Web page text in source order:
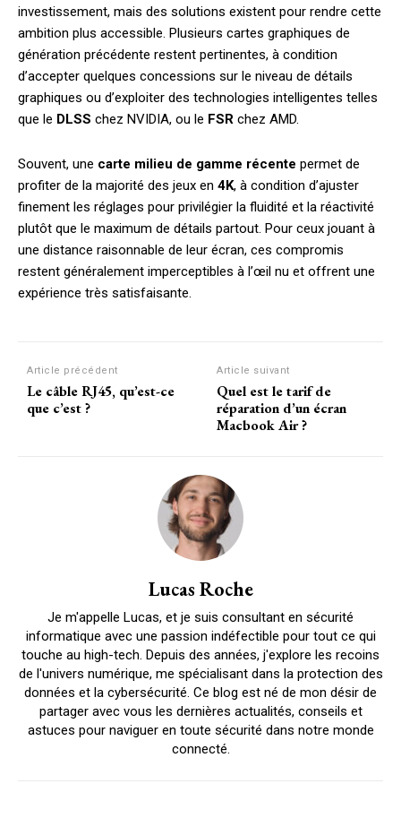
investissement, mais des solutions existent pour rendre cette
ambition plus accessible. Plusieurs cartes graphiques de
génération précédente restent pertinentes, à condition
d’accepter quelques concessions sur le niveau de détails
graphiques ou d’exploiter des technologies intelligentes telles
que le DLSS chez NVIDIA, ou le FSR chez AMD.
Souvent, une carte milieu de gamme récente permet de
profiter de la majorité des jeux en 4K, à condition d’ajuster
finement les réglages pour privilégier la fluidité et la réactivité
plutôt que le maximum de détails partout. Pour ceux jouant à
une distance raisonnable de leur écran, ces compromis
restent généralement imperceptibles à l’œil nu et offrent une
expérience très satisfaisante.
Article précédent
Le câble RJ45, qu’est-ce
que c’est ?
Article suivant
Quel est le tarif de
réparation d’un écran
Macbook Air ?
Lucas Roche
Je m'appelle Lucas, et je suis consultant en sécurité
informatique avec une passion indéfectible pour tout ce qui
touche au high-tech. Depuis des années, j'explore les recoins
de l'univers numérique, me spécialisant dans la protection des
données et la cybersécurité. Ce blog est né de mon désir de
partager avec vous les dernières actualités, conseils et
astuces pour naviguer en toute sécurité dans notre monde
connecté.